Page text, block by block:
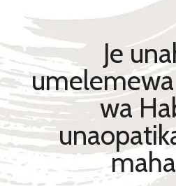
Je
wa